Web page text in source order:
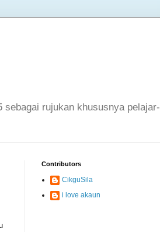
sebagai rujukan khususnya pelajar-
Contributors
CikguSila
i love akaun